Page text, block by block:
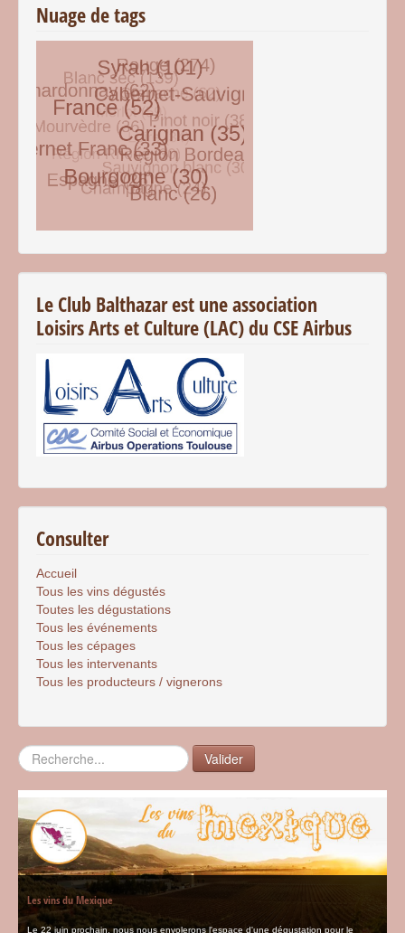
Nuage de tags
Le Club Balthazar est une association
Loisirs Arts et Culture (LAC) du CSE Airbus
Consulter
Accueil
Tous les vins dégustés
Toutes les dégustations
Tous les événements
Tous les cépages
Tous les intervenants
Tous les producteurs / vignerons
Rechercher Valider
Les vins du Mexique
Le 22 juin prochain, nous nous envolerons l'espace d'une dégustation pour le